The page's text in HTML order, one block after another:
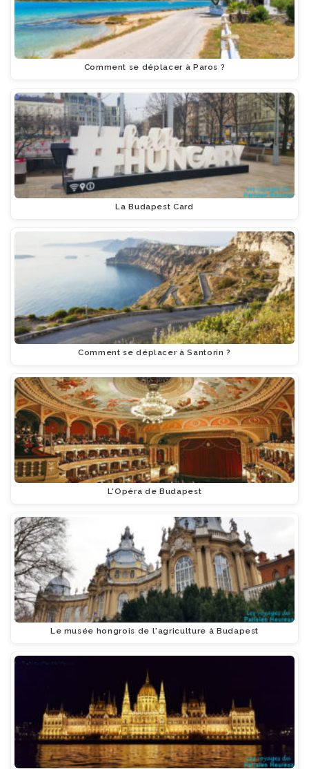
Comment se déplacer à Paros ?
La Budapest Card
Comment se déplacer à Santorin ?
L'Opéra de Budapest
Le musée hongrois de l'agriculture à Budapest